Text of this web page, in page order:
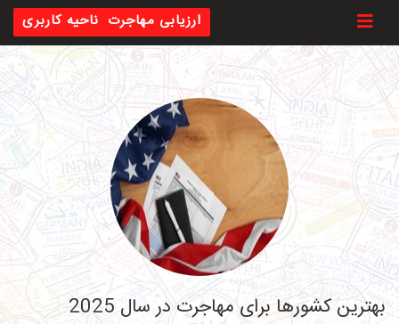
ناحیه کاربری ارزیابی مهاجرت
بهترین کشورها برای مهاجرت در سال 2025